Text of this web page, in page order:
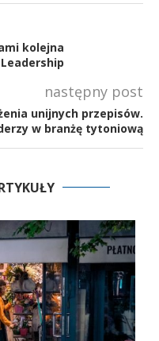
kolejna
następny post
unijnych przepisów.
w branżę tytoniową